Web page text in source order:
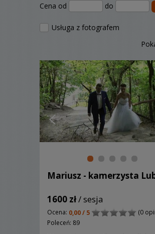
Cena od do
Usługa z fotografem
Mariusz - kamerzysta
1600 zł/ sesja
Ocena: 0,00 / 5
(0
Poleceń: 89